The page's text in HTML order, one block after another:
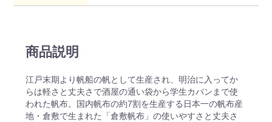
商品説明
江戸末期より帆船の帆として生産され、明治に入ってか
らは軽さと丈夫さで酒屋の通い袋から学生カバンまで使
われた帆布。国内帆布の約7割を生産する日本一の帆布産
地・倉敷で生まれた「倉敷帆布」の使いやすさと丈夫さ